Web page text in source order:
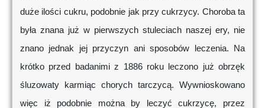
duże ilości cukru, podobnie jak przy cukrzycy. Choroba ta
była znana już w pierwszych stuleciach naszej ery, nie
znano jednak jej przyczyn ani sposobów leczenia. Na
krótko przed badanimi z 1886 roku leczono już obrzęk
śluzowaty karmiąc chorych tarczycą. Wywnioskowano
więc iż podobnie można by leczyć cukrzycę, przez